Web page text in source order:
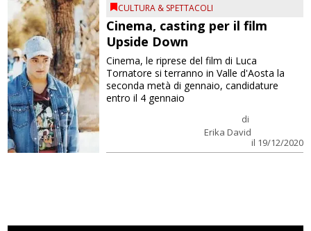
CULTURA & SPETTACOLI
Cinema, casting per il film
Upside Down
di
Erika David
il 19/12/2020
Cinema, le riprese del film di Luca
Tornatore si terranno in Valle d'Aosta la
seconda metà di gennaio, candidature
entro il 4 gennaio